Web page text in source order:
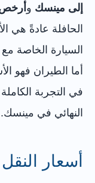
إلى مينسك و
الحافلة عادةً هي
السيارة الخاصة
أما الطيران فهو
في التجربة
النهائي في مينسك.
أسعار